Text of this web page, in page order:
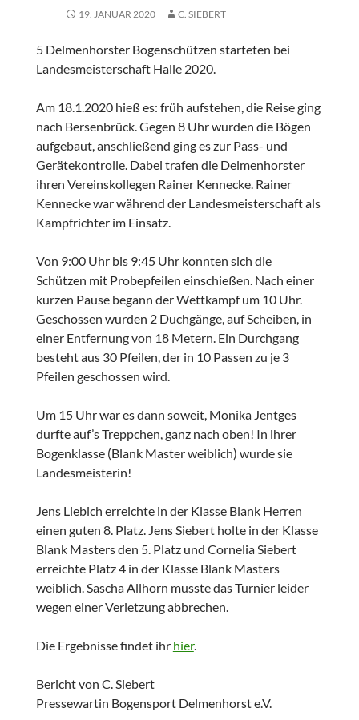
19. JANUAR 2020 C. SIEBERT
5 Delmenhorster Bogenschützen starteten bei
Landesmeisterschaft Halle 2020.
Am 18.1.2020 hieß es: früh aufstehen, die Reise ging
nach Bersenbrück. Gegen 8 Uhr wurden die Bögen
aufgebaut, anschließend ging es zur Pass- und
Gerätekontrolle. Dabei trafen die Delmenhorster
ihren Vereinskollegen Rainer Kennecke. Rainer
Kennecke war während der Landesmeisterschaft als
Kampfrichter im Einsatz.
Von 9:00 Uhr bis 9:45 Uhr konnten sich die
Schützen mit Probepfeilen einschießen. Nach einer
kurzen Pause begann der Wettkampf um 10 Uhr.
Geschossen wurden 2 Duchgänge, auf Scheiben, in
einer Entfernung von 18 Metern. Ein Durchgang
besteht aus 30 Pfeilen, der in 10 Passen zu je 3
Pfeilen geschossen wird.
Um 15 Uhr war es dann soweit, Monika Jentges
durfte auf’s Treppchen, ganz nach oben! In ihrer
Bogenklasse (Blank Master weiblich) wurde sie
Landesmeisterin!
Jens Liebich erreichte in der Klasse Blank Herren
einen guten 8. Platz. Jens Siebert holte in der Klasse
Blank Masters den 5. Platz und Cornelia Siebert
erreichte Platz 4 in der Klasse Blank Masters
weiblich. Sascha Allhorn musste das Turnier leider
wegen einer Verletzung abbrechen.
Die Ergebnisse findet ihr hier.
Bericht von C. Siebert
Pressewartin Bogensport Delmenhorst e.V.